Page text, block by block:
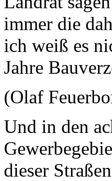
immer die
ich weiß es
Jahre
(Olaf
Und in den
dieser